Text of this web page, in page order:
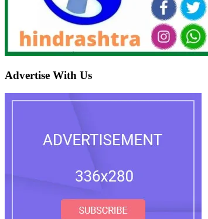
Advertise With Us